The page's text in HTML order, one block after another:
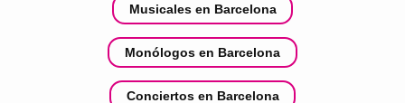
Musicales en Barcelona
Monólogos en Barcelona
Conciertos en Barcelona